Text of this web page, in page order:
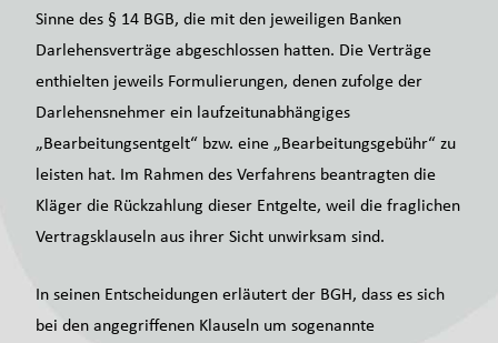
Sinne des § 14 BGB, die mit den jeweiligen Banken
Darlehensverträge abgeschlossen hatten. Die Verträge
enthielten jeweils Formulierungen, denen zufolge der
Darlehensnehmer ein laufzeitunabhängiges
„Bearbeitungsentgelt“ bzw. eine „Bearbeitungsgebühr“ zu
leisten hat. Im Rahmen des Verfahrens beantragten die
Kläger die Rückzahlung dieser Entgelte, weil die fraglichen
Vertragsklauseln aus ihrer Sicht unwirksam sind.
In seinen Entscheidungen erläutert der BGH, dass es sich
bei den angegriffenen Klauseln um sogenannte